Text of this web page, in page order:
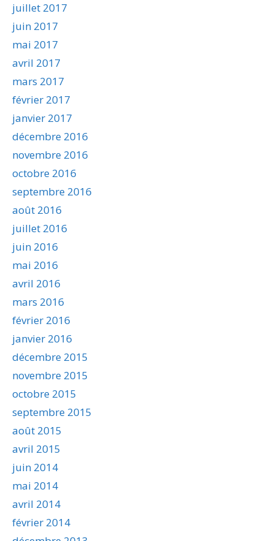
juillet 2017
juin 2017
mai 2017
avril 2017
mars 2017
février 2017
janvier 2017
décembre 2016
novembre 2016
octobre 2016
septembre 2016
août 2016
juillet 2016
juin 2016
mai 2016
avril 2016
mars 2016
février 2016
janvier 2016
décembre 2015
novembre 2015
octobre 2015
septembre 2015
août 2015
avril 2015
juin 2014
mai 2014
avril 2014
février 2014